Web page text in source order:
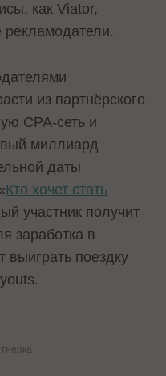
как Viator,
рекламодатели.
из партнёрского
CPA-сеть и
миллиард
даты
Кто хочет стать
участник получит
заработка в
выиграть поездку